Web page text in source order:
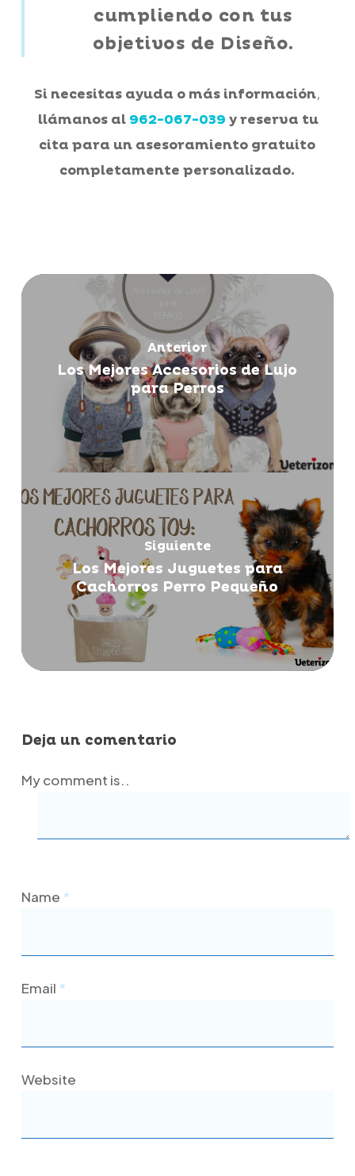
cumpliendo con tus
objetivos de Diseño.
Si necesitas ayuda o más información,
llámanos al 962-067-039 y reserva tu
cita para un asesoramiento gratuito
completamente personalizado.
Anterior
Los Mejores Accesorios de Lujo
para Perros
Siguiente
Los Mejores Juguetes para
Cachorros Perro Pequeño
Deja un comentario
My comment is..
Name *
Email *
Website